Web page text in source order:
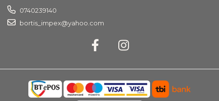
0740239140
bortis_impex@yahoo.com